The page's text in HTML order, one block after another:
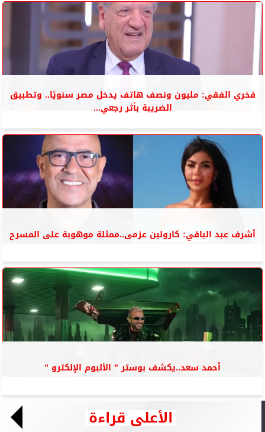
فخري الفقي: مليون ونصف هاتف يدخل مصر سنويًا.. وتطبيق
الضريبة بأثر رجعي...
أشرف عبد الباقي: كارولين عزمى..ممثلة موهوبة على المسرح
أحمد سعد..يكشف بوستر ” الألبوم الإلكترو ”
الأعلى قراءة